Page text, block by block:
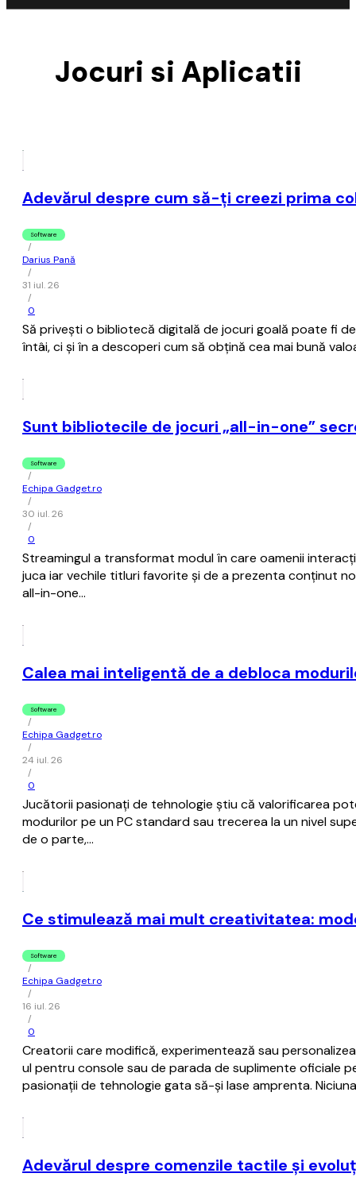
Jocuri si Aplicatii
Adevărul despre cum să-ți creezi prima
Software
/
Darius Pană
/
31 iul. 26
/
0
Să privești o bibliotecă digitală de jocuri goală poate fi
întâi, ci și în a descoperi cum să obțină cea mai bună
Sunt bibliotecile de jocuri „all-in-one”
Software
/
Echipa Gadget.ro
/
30 iul. 26
/
0
Streamingul a transformat modul în care oamenii
juca iar vechile titluri favorite și de a prezenta conținut
all-in-one…
Calea mai inteligentă de a debloca
Software
/
Echipa Gadget.ro
/
24 iul. 26
/
0
Jucătorii pasionați de tehnologie știu că valorificarea
modurilor pe un PC standard sau trecerea la un nivel
de o parte,…
Ce stimulează mai mult creativitatea:
Software
/
Echipa Gadget.ro
/
16 iul. 26
/
0
Creatorii care modifică, experimentează sau
ul pentru console sau de parada de suplimente oficiale
pasionații de tehnologie gata să-și lase amprenta.
Adevărul despre comenzile tactile și